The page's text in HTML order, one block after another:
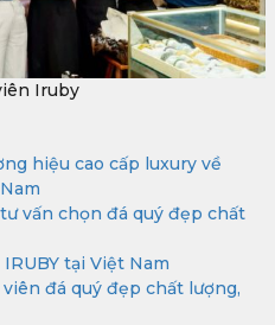
Iruby
hiệu cao cấp luxury về
vấn chọn đá quý đẹp chất
tại Việt Nam
đá quý đẹp chất lượng,